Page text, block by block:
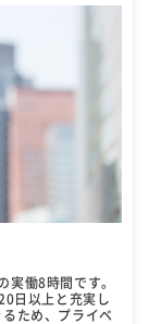
実働8時間です。
日以上と充実し
ため、プライベ